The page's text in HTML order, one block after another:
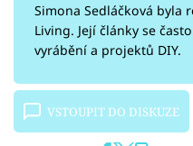
Simona Sedláčková byla
Living. Její články se
vyrábění a projektů DIY.
VSTOUPIT DO DISKUZE